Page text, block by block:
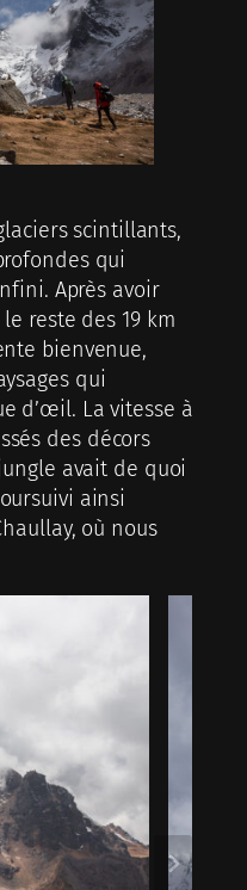
scintillants,
qui
Après avoir
reste des 19 km
bienvenue,
qui
d’œil. La vitesse à
des décors
avait de quoi
ainsi
où nous